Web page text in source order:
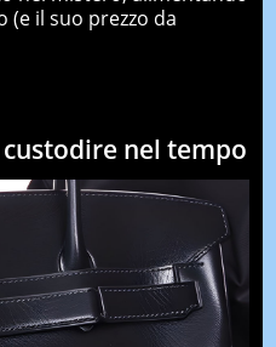
(e il suo prezzo da
nel tempo